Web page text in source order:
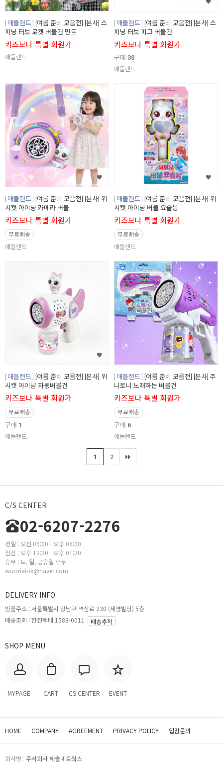
애들랜드
[여름 준비 모음전] [본사] 스
피닝 터보 로켓 버블건 민트
키즈보나 특별 회원가
애들랜드
애들랜드
[여름 준비 모음전] [본사] 스
피닝 터보 피그 버블건
키즈보나 특별 회원가
구매 30
애들랜드
애들랜드
[여름 준비 모음전] [본사] 위
시캣 아이냥 카메라 버블
키즈보나 특별 회원가
무료배송
애들랜드
애들랜드
[여름 준비 모음전] [본사] 위
시캣 아이냥 버블 요술봉
키즈보나 특별 회원가
무료배송
애들랜드
애들랜드
[여름 준비 모음전] [본사] 위
시캣 아이냥 자동버블건
키즈보나 특별 회원가
무료배송
구매 1
애들랜드
애들랜드
[여름 준비 모음전] [본사] 주
니토니 노래하는 버블건
키즈보나 특별 회원가
무료배송
구매 6
애들랜드
1 2
C/S CENTER
02-6207-2276
평일 : 오전 09:00 - 오후 06:00
점심 : 오후 12:20 - 오후 01:20
휴무 : 토, 일, 공휴일 휴무
wooriaiok@naver.com
SHOP MENU
MYPAGE CART CS CENTER EVENT
DELIVERY INFO
반품주소 :서울특별시 강남구 역삼로 230 (세명빌딩) 5층
배송조회 : 한진택배 1588-0011
배송추적
HOME COMPANY AGREEMENT PRIVACY POLICY 입점문의
회사명 : 주식회사 해솔네트웍스